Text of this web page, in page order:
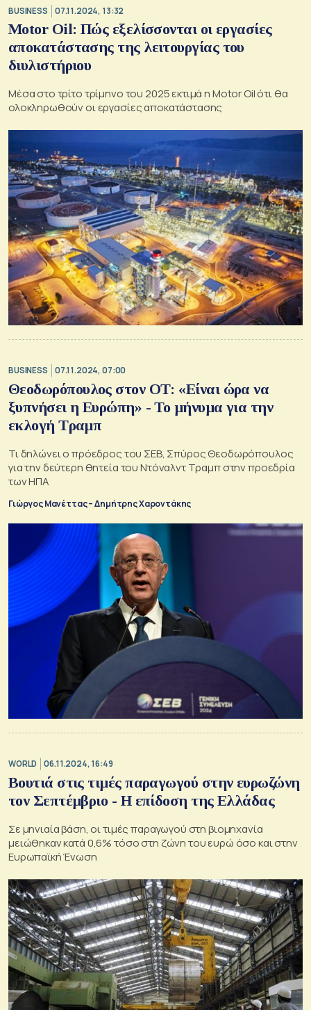
BUSINESS 07.11.2024, 13:32
Motor Oil: Πώς εξελίσσονται οι εργασίες
αποκατάστασης της λειτουργίας του
διυλιστήριου
Μέσα στο τρίτο τρίμηνο του 2025 εκτιμά η Motor Oil ότι θα
ολοκληρωθούν οι εργασίες αποκατάστασης
BUSINESS 07.11.2024, 07:00
Θεοδωρόπουλος στον ΟΤ: «Είναι ώρα να
ξυπνήσει η Ευρώπη» - Το μήνυμα για την
εκλογή Τραμπ
Τι δηλώνει ο πρόεδρος του ΣΕΒ, Σπύρος Θεοδωρόπουλος
για την δεύτερη θητεία του Ντόναλντ Τραμπ στην προεδρία
των ΗΠΑ
Γιώργος Μανέττας – Δημήτρης Χαροντάκης
WORLD 06.11.2024, 16:49
Βουτιά στις τιμές παραγωγού στην ευρωζώνη
τον Σεπτέμβριο - Η επίδοση της Ελλάδας
Σε μηνιαία βάση, οι τιμές παραγωγού στη βιομηχανία
μειώθηκαν κατά 0,6% τόσο στη ζώνη του ευρώ όσο και στην
Ευρωπαϊκή Ένωση